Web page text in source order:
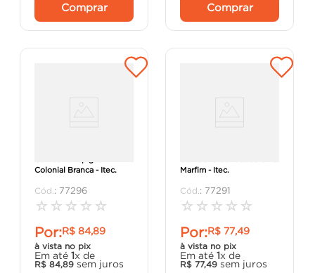
Comprar Comprar
Colonial Branca - Itec.
: 77296
☆ ☆ ☆ ☆ ☆
Por:R$ 84,89
à vista no pix
Em até 1x de
R$ 84,89 sem juros
Marfim - Itec.
: 77291
☆ ☆ ☆ ☆ ☆
Por:R$ 77,49
à vista no pix
Em até 1x de
R$ 77,49 sem juros